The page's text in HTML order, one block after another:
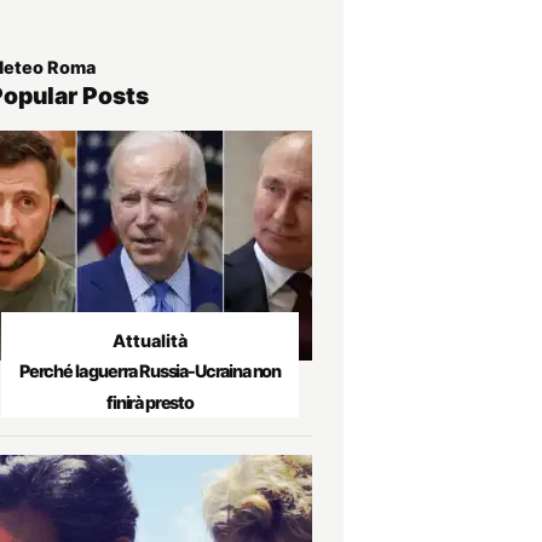
Roma
Posts
Attualità
Perché la guerra Russia-Ucraina non
finirà presto